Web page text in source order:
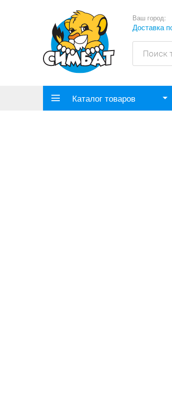
Ваш город:
Доставка
Каталог товаров